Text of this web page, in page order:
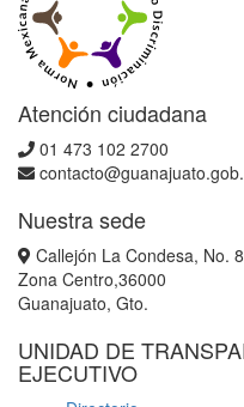
Atención ciudadana
01 473 102 2700
Nuestra sede
Callejón La Condesa, No.
Zona Centro,36000
Guanajuato, Gto.
UNIDAD DE
EJECUTIVO